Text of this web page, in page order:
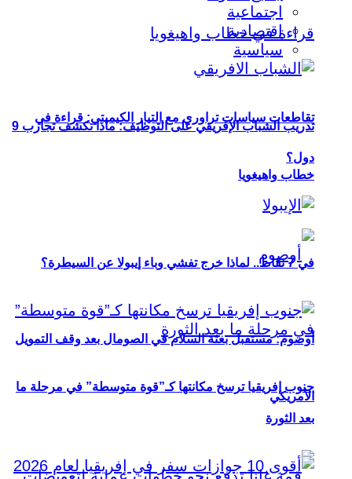
تقاطعات سياسات تراوري مع التيار الكيميتي: قراءة في
خطاب واهيغويا
أوصوم: مستقبل بعثة السلام في الصومال بعد وقف التمويل
الأمريكي
اجتماعية
اقتصادية
سياسية
تدريب الشباب الإفريقي على التوظيف: ماذا تكشف تجارب 9
دول؟
في 7 نقاط.. لماذا خرج تفشي وباء إيبولا عن السيطرة؟
جنوب إفريقيا ترسخ مكانتها كـ”قوة متوسطة” في مرحلة ما
بعد الثورة